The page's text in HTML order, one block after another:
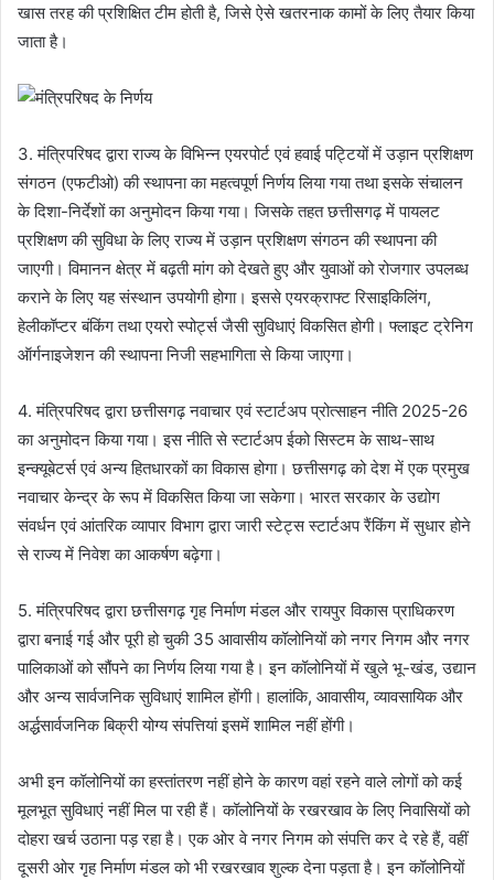
खास तरह की प्रशिक्षित टीम होती है, जिसे ऐसे खतरनाक कामों के लिए तैयार किया
जाता है।
3. मंत्रिपरिषद द्वारा राज्य के विभिन्न एयरपोर्ट एवं हवाई पट्टियों में उड़ान प्रशिक्षण
संगठन (एफटीओ) की स्थापना का महत्वपूर्ण निर्णय लिया गया तथा इसके संचालन
के दिशा-निर्देशों का अनुमोदन किया गया। जिसके तहत छत्तीसगढ़ में पायलट
प्रशिक्षण की सुविधा के लिए राज्य में उड़ान प्रशिक्षण संगठन की स्थापना की
जाएगी। विमानन क्षेत्र में बढ़ती मांग को देखते हुए और युवाओं को रोजगार उपलब्ध
कराने के लिए यह संस्थान उपयोगी होगा। इससे एयरक्राफ्ट रिसाइकिलिंग,
हेलीकॉप्टर बंकिंग तथा एयरो स्पोर्ट्स जैसी सुविधाएं विकसित होगी। फ्लाइट ट्रेनिग
ऑर्गनाइजेशन की स्थापना निजी सहभागिता से किया जाएगा।
4. मंत्रिपरिषद द्वारा छत्तीसगढ़ नवाचार एवं स्टार्टअप प्रोत्साहन नीति 2025-26
का अनुमोदन किया गया। इस नीति से स्टार्टअप ईको सिस्टम के साथ-साथ
इन्क्यूबेटर्स एवं अन्य हितधारकों का विकास होगा। छत्तीसगढ़ को देश में एक प्रमुख
नवाचार केन्द्र के रूप में विकसित किया जा सकेगा। भारत सरकार के उद्योग
संवर्धन एवं आंतरिक व्यापार विभाग द्वारा जारी स्टेट्स स्टार्टअप रैंकिंग में सुधार होने
से राज्य में निवेश का आकर्षण बढ़ेगा।
5. मंत्रिपरिषद द्वारा छत्तीसगढ़ गृह निर्माण मंडल और रायपुर विकास प्राधिकरण
द्वारा बनाई गई और पूरी हो चुकी 35 आवासीय कॉलोनियों को नगर निगम और नगर
पालिकाओं को सौंपने का निर्णय लिया गया है। इन कॉलोनियों में खुले भू-खंड, उद्यान
और अन्य सार्वजनिक सुविधाएं शामिल होंगी। हालांकि, आवासीय, व्यावसायिक और
अर्द्धसार्वजनिक बिक्री योग्य संपत्तियां इसमें शामिल नहीं होंगी।
अभी इन कॉलोनियों का हस्तांतरण नहीं होने के कारण वहां रहने वाले लोगों को कई
मूलभूत सुविधाएं नहीं मिल पा रही हैं। कॉलोनियों के रखरखाव के लिए निवासियों को
दोहरा खर्च उठाना पड़ रहा है। एक ओर वे नगर निगम को संपत्ति कर दे रहे हैं, वहीं
दूसरी ओर गृह निर्माण मंडल को भी रखरखाव शुल्क देना पड़ता है। इन कॉलोनियों